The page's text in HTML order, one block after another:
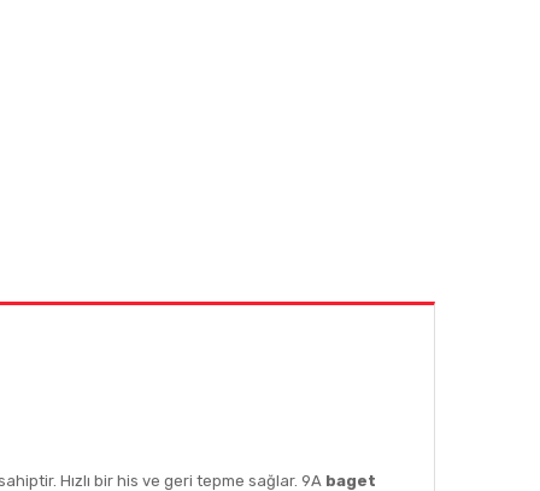
Hızlı bir his ve geri tepme sağlar. 9A baget